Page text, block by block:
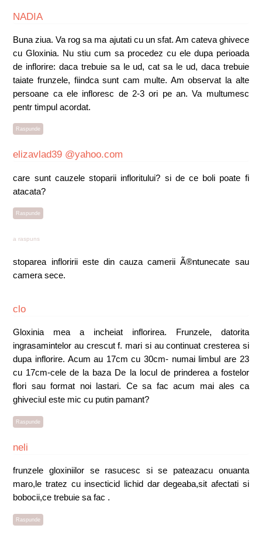
NADIA
Buna ziua. Va rog sa ma ajutati cu un sfat. Am cateva ghivece
cu Gloxinia. Nu stiu cum sa procedez cu ele dupa perioada
de inflorire: daca trebuie sa le ud, cat sa le ud, daca trebuie
taiate frunzele, fiindca sunt cam multe. Am observat la alte
persoane ca ele infloresc de 2-3 ori pe an. Va multumesc
pentr timpul acordat.
Raspunde
elizavlad39 @yahoo.com
care sunt cauzele stoparii infloritului? si de ce boli poate fi
atacata?
Raspunde
a raspuns
stoparea infloririi este din cauza camerii Ã®ntunecate sau
camera sece.
clo
Gloxinia mea a incheiat inflorirea. Frunzele, datorita
ingrasamintelor au crescut f. mari si au continuat cresterea si
dupa inflorire. Acum au 17cm cu 30cm- numai limbul are 23
cu 17cm-cele de la baza De la locul de prinderea a fostelor
flori sau format noi lastari. Ce sa fac acum mai ales ca
ghiveciul este mic cu putin pamant?
Raspunde
neli
frunzele gloxiniilor se rasucesc si se pateazacu onuanta
maro,le tratez cu insecticid lichid dar degeaba,sit afectati si
bobocii,ce trebuie sa fac .
Raspunde